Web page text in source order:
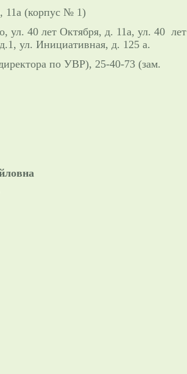
11а (корпус № 1)
ул. 40 лет Октября, д. 11а, ул. 40 лет
ул. Инициативная, д. 125 а.
по УВР), 25-40-73 (зам.